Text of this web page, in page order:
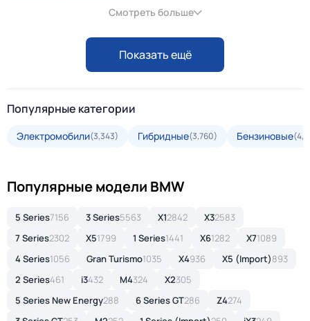
Смотреть больше
Показать ещё
Популярные категории
Электромобили(3,343) Гибридные(3,760) Бензиновые
Популярные модели BMW
5 Series7156 3 Series5563 X12842 X32583
7 Series2302 X51799 1 Series1441 X61282 X71089
4 Series1056 Gran Turismo1035 X4936 X5 (Import)893
2 Series461 i3432 M4324 X2305
5 Series New Energy288 6 Series GT286 Z4274